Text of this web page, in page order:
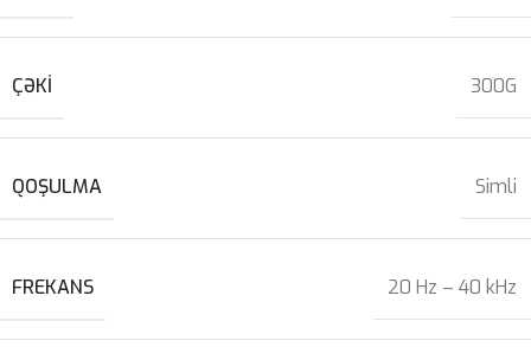
ÇƏKI 300G
QOŞULMA Simli
FREKANS 20 Hz – 40 kHz